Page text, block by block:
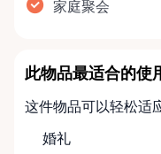
家庭聚会
此物品最适合的使
这件物品可以轻松适
婚礼